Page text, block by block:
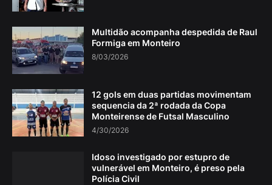
Multidão acompanha despedida de Raul
Formiga em Monteiro
8/03/2026
12 gols em duas partidas movimentam
sequencia da 2ª rodada da Copa
Monteirense de Futsal Masculino
4/30/2026
Idoso investigado por estupro de
vulnerável em Monteiro, é preso pela
Polícia Civil